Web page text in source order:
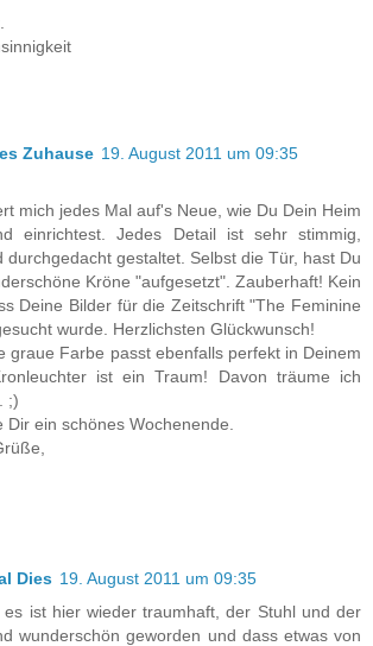
Zuhause 19. August 2011 um 09:35
mich jedes Mal auf's Neue, wie Du Dein Heim
einrichtest. Jedes Detail ist sehr stimmig,
durchgedacht gestaltet. Selbst die Tür, hast Du
Kröne "aufgesetzt". Zauberhaft! Kein
Deine Bilder für die Zeitschrift "The Feminine
wurde. Herzlichsten Glückwunsch!
graue Farbe passt ebenfalls perfekt in Deinem
ist ein Traum! Davon träume ich
;)
Dir ein schönes Wochenende.
Dies 19. August 2011 um 09:35
es ist hier wieder traumhaft, der Stuhl und der
wunderschön geworden und dass etwas von